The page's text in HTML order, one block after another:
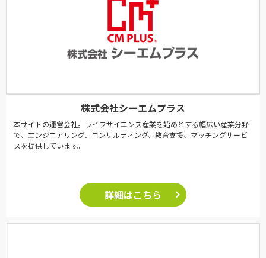
株式会社シーエムプラス
本サイトの運営会社。ライフサイエンス産業を始めとする幅広い産業分野
で、エンジニアリング、コンサルティング、教育支援、マッチングサービ
スを提供しています。
詳細はこちら